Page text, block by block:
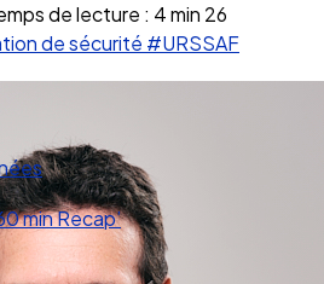
min Recap’
de lecture : 4 min 26
de sécurité #URSSAF